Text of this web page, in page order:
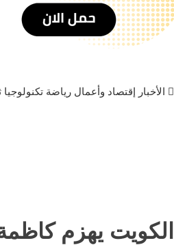
الأخبار إقتصاد وأعمال رياضة تكنولوجيا
الكويت يهزم